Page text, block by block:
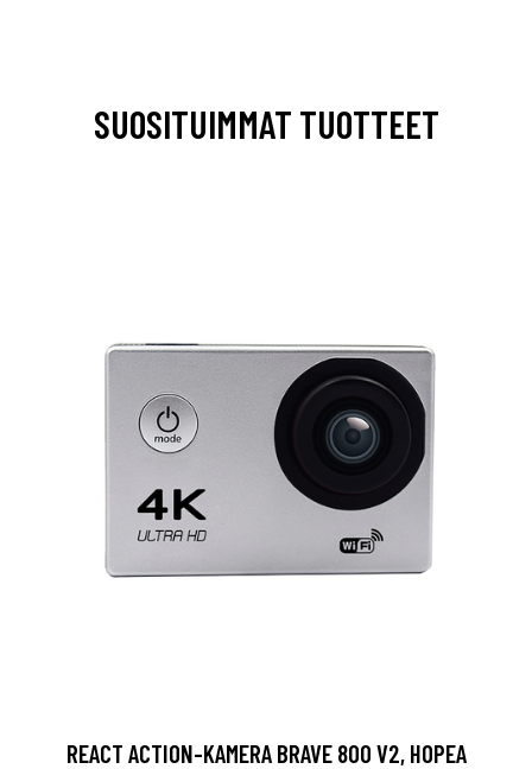
SUOSITUIMMAT TUOTTEET
REACT ACTION-KAMERA BRAVE 800 V2, HOPEA